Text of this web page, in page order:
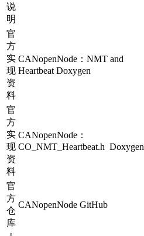
说
明
官
方
实
现
资
料
CANopenNode：NMT and
Heartbeat Doxygen
官
方
实
现
资
料
CANopenNode：
CO_NMT_Heartbeat.h Doxygen
官
方
仓
库
CANopenNode GitHub